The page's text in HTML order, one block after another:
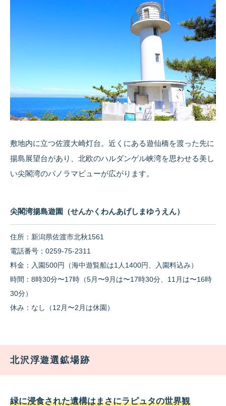
敷地内に立つ佐渡大崎灯台。近くにある遊仙橋を渡った先に
揚島展望台があり、北欧のハルダンゲル峡湾を思わせる美し
い尖閣湾のパノラマビューが広がります。
尖閣湾揚島遊園（せんかくわんあげしまゆうえん）
住所：新潟県佐渡市北秋1561
電話番号：0259-75-2311
料金：入園500円（海中遊覧船は1人1400円、入園料込み）
時間：8時30分〜17時（5月〜9月は〜17時30分、11月は〜16時
30分）
休み：なし（12月〜2月は休園）
北沢浮遊選鉱場跡
緑に浸食された遺構はまさにラピュタの世界観